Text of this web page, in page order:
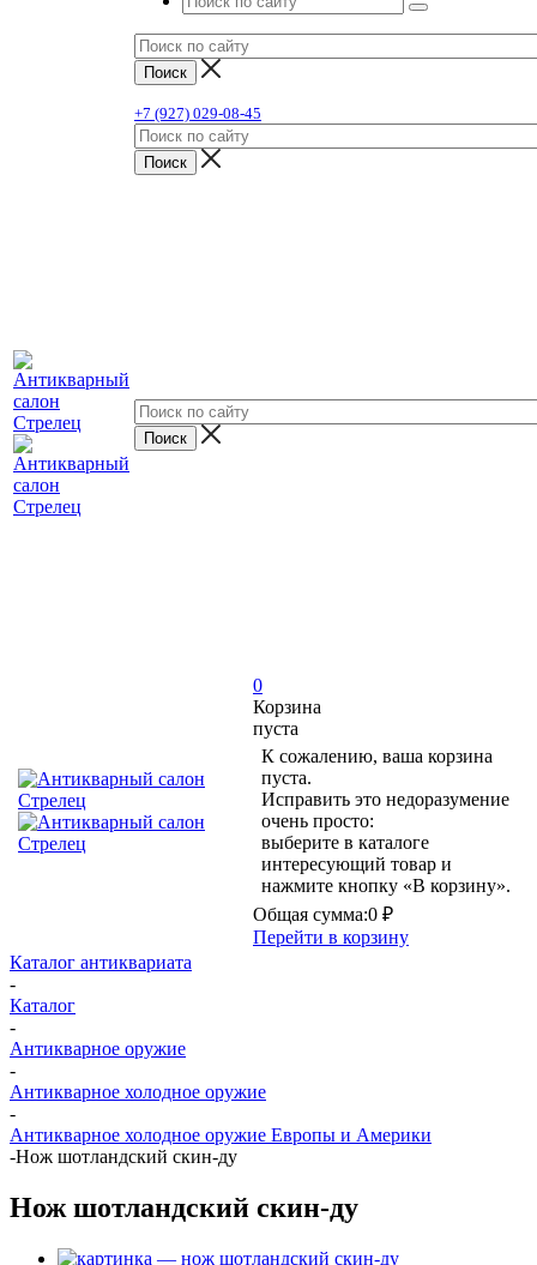
+7 (927) 029-08-45
0
Корзина
пуста
К сожалению, ваша корзина
пуста.
Исправить это недоразумение
очень просто:
выберите в каталоге
интересующий товар и
нажмите кнопку «В корзину».
Общая сумма:0 ₽
Перейти в корзину
Каталог антиквариата
-
Каталог
-
Антикварное оружие
-
Антикварное холодное оружие
-
Антикварное холодное оружие Европы и Америки
-Нож шотландский скин-ду
Нож шотландский скин-ду